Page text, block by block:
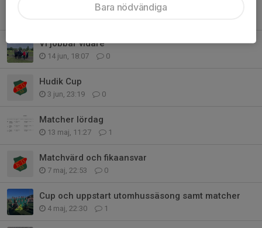
Vi jobbar vidare
14 jun, 18:07 0
Hudik Cup
3 jun, 23:19 0
Matcher lördag
13 maj, 11:27 1
Matchvärd och fikaansvar
7 maj, 22:53 0
Cup och uppstart utomhussäsong samt matcher
4 maj, 22:30 1
Bara nödvändiga